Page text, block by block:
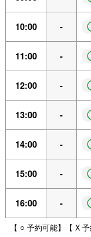
10:00 -
11:00 -
12:00 -
13:00 -
14:00 -
15:00 -
16:00 -
【 ○ 予約可能】【 X